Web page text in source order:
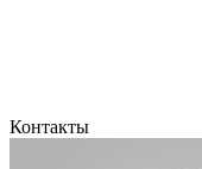
Контакты